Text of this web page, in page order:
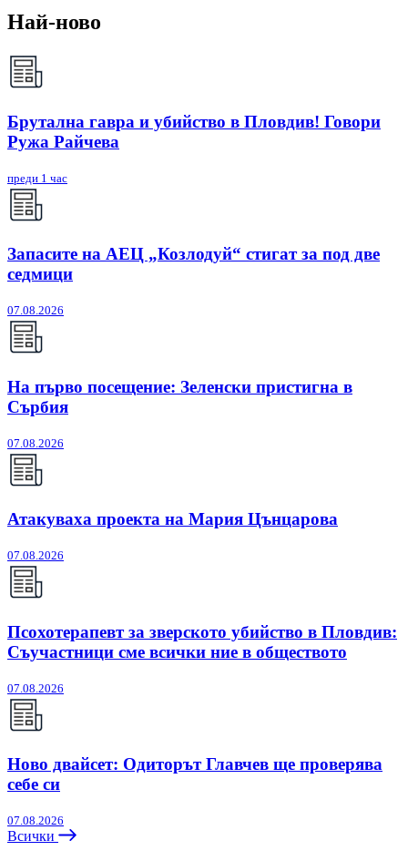
Най-ново
Брутална гавра и убийство в Пловдив! Говори
Ружа Райчева
преди 1 час
Запасите на АЕЦ „Козлодуй“ стигат за под две
седмици
07.08.2026
На първо посещение: Зеленски пристигна в
Сърбия
07.08.2026
Атакуваха проекта на Мария Цънцарова
07.08.2026
Псохотерапевт за зверското убийство в Пловдив:
Съучастници сме всички ние в обществото
07.08.2026
Ново двайсет: Одиторът Главчев ще проверява
себе си
07.08.2026
Всички